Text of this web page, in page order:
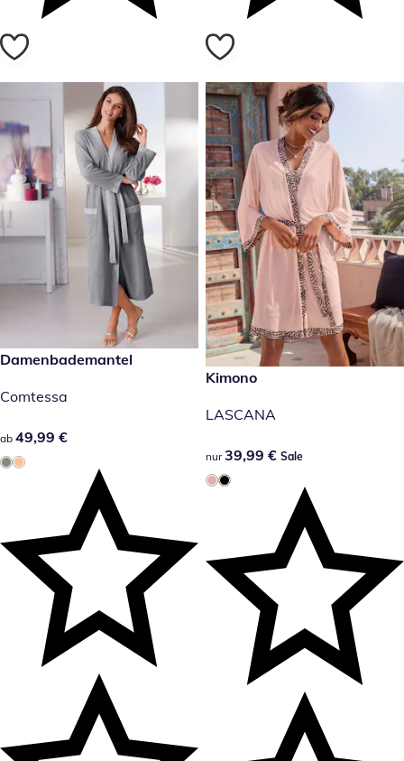
49,99 €
Damenbademantel
Comtessa
49,99 €
ab 49,99 €
39,99 €
Sale
Kimono
LASCANA
39,99 €
nur 39,99 € Sale